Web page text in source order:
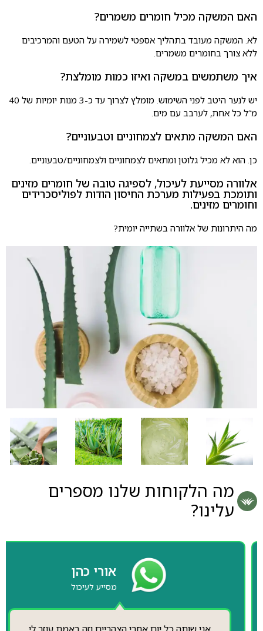
האם המשקה מכיל חומרים משמרים?
לא. המשקה מעובד בתהליך אספטי לשמירה על הטעם והמרכיבים
ללא צורך בחומרים משמרים.
איך משתמשים במשקה ואיזו כמות מומלצת?
יש לנער היטב לפני השימוש. מומלץ לצרוך עד כ-3 מנות יומיות של 40
מ”ל כל אחת, לערבב עם מים.
האם המשקה מתאים לצמחוניים וטבעוניים?
כן. הוא לא מכיל גלוטן ומתאים לצמחוניים ולצמחוניים/טבעוניים.
אלוורה מסייעת לעיכול, לספיגה טובה של חומרים מזינים
ותומכת בפעילות מערכת החיסון הודות לפוליסכרידים
וחומרים מזינים.
מה היתרונות של אלוורה בשתייה יומית?
מה הלקוחות שלנו מספרים
עלינו?
אורי כהן
מסייע לעיכול